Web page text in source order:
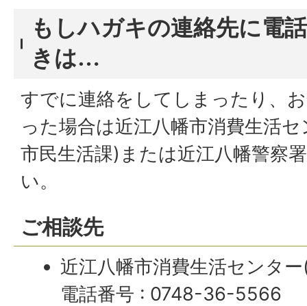
もしハガキの連絡先に電
きは…
すでに連絡をしてしまったり、
った場合は近江八幡市消費生活
市民生活課)または近江八幡警察
い。
ご相談先
近江八幡市消費生活センタ
電話番号 : 0748-36-5566